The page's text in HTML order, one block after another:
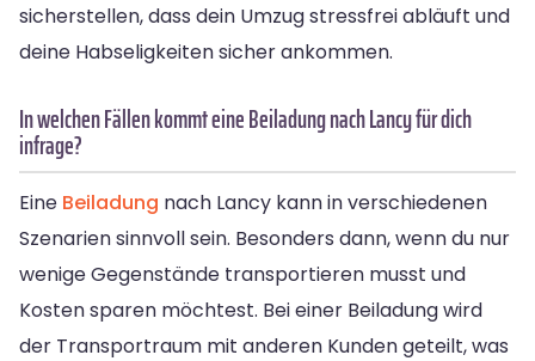
sicherstellen, dass dein Umzug stressfrei abläuft und
deine Habseligkeiten sicher ankommen.
In welchen Fällen kommt eine Beiladung nach Lancy für dich
infrage?
Eine Beiladung nach Lancy kann in verschiedenen
Szenarien sinnvoll sein. Besonders dann, wenn du nur
wenige Gegenstände transportieren musst und
Kosten sparen möchtest. Bei einer Beiladung wird
der Transportraum mit anderen Kunden geteilt, was